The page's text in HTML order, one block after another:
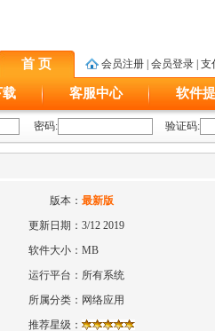
首 页 会员注册 会员登录 支
载 客服中心 软件
密码: 验证码:
版本： 最新版
更新日期： 3/12 2019
软件大小： MB
运行平台： 所有系统
所属分类： 网络应用
推荐星级：